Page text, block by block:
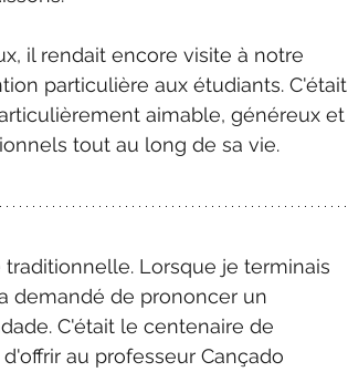
il rendait encore visite à notre
particulière aux étudiants. C'était
aimable, généreux et
tout au long de sa vie.
Lorsque je terminais
demandé de prononcer un
C'était le centenaire de
au professeur Cançado